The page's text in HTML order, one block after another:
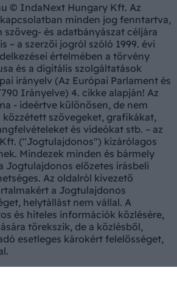
© IndaNext Hungary Kft. Az
minden jog fenntartva,
és adatbányászat céljára
– a szerzői jogról szóló 1999. évi
értelmében a törvény
és a digitális szolgáltatások
irányelv (Az Európai Parlament és
Irányelve) 4. cikke alapján! Az
- ideértve különösen, de nem
közzétett szövegeket, grafikákat,
és videókat stb. – az
("Jogtulajdonos") kizárólagos
Mindezek minden és bármely
Jogtulajdonos előzetes írásbeli
Az oldalról kivezető
a Jogtulajdonos
helytállást nem vállal. A
és hiteles információk közlésére,
törekszik, de a közlésből,
esetleges károkért felelősséget,